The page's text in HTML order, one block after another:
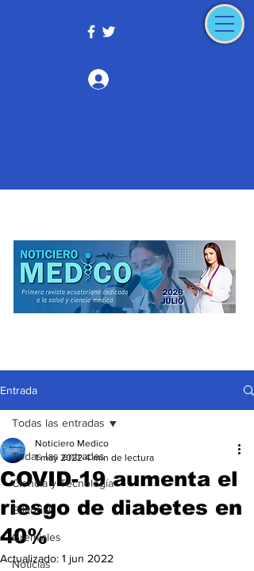
Entrada
Todas las entradas
Ciencia y Tecnología
Editorial
Gremiales
Noticias
Todas las entradas
COVID-19 aumenta el
riesgo de diabetes en
40%
Noticiero Medico
1 may 2022 4 min de lectura
Actualizado: 1 jun 2022